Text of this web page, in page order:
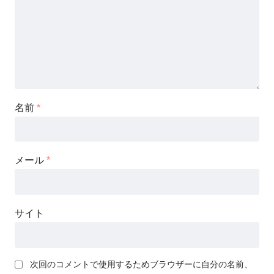
名前 *
メール *
サイト
次回のコメントで使用するためブラウザーに自分の名前、